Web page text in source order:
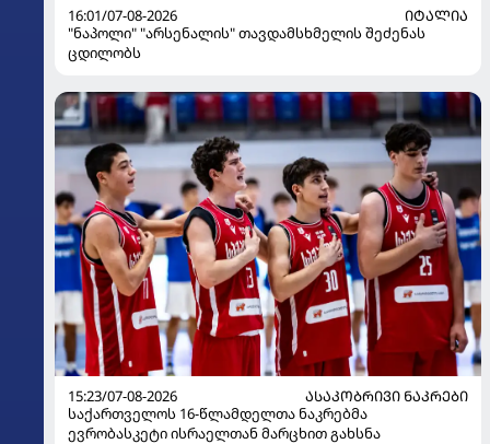
16:01/07-08-2026
ᲘᲢᲐᲚᲘᲐ
"ნაპოლი" "არსენალის" თავდამსხმელის შეძენას
ცდილობს
15:23/07-08-2026
ᲐᲡᲐᲙᲝᲑᲠᲘᲕᲘ ᲜᲐᲙᲠᲔᲑᲘ
საქართველოს 16-წლამდელთა ნაკრებმა
ევრობასკეტი ისრაელთან მარცხით გახსნა